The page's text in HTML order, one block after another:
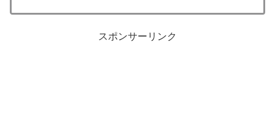
スポンサーリンク